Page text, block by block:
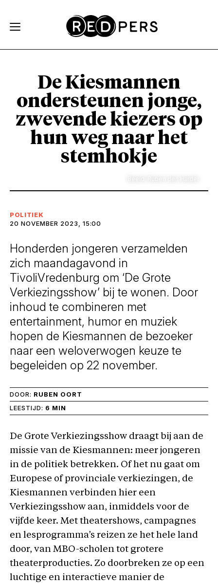
De Kiesmannen
ondersteunen jonge,
zwevende kiezers op
hun weg naar het
stemhokje
POLITIEK
20 NOVEMBER 2023, 15:00
Honderden jongeren verzamelden
zich maandagavond in
TivoliVredenburg om ‘De Grote
Verkiezingsshow’ bij te wonen. Door
inhoud te combineren met
entertainment, humor en muziek
hopen de Kiesmannen de bezoeker
naar een weloverwogen keuze te
begeleiden op 22 november.
DOOR: RUBEN OORT
LEESTIJD: 6 MIN
De Grote Verkiezingsshow draagt bij aan de
missie van de Kiesmannen: meer jongeren
in de politiek betrekken. Of het nu gaat om
Europese of provinciale verkiezingen, de
Kiesmannen verbinden hier een
Verkiezingsshow aan, inmiddels voor de
vijfde keer. Met theatershows, campagnes
en lesprogramma’s reizen ze het hele land
door, van MBO-scholen tot grotere
theaterproducties. Zo doorbreken ze op een
luchtige en interactieve manier de